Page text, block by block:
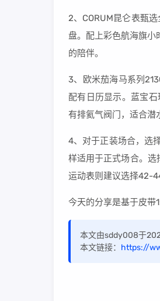
2、CORUM昆仑表甄
盘。配上彩色航海旗小
的陪伴。
3、欧米茄海马系列
配有日历显示。蓝宝
有排氦气阀门，适合潜
4、对于正装场合，选
样适用于正式场合。
运动表则建议选择42-
今天的分享是基于皮带
本文由sddy008于
本文链接： https://